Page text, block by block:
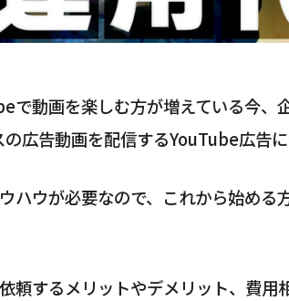
で動画を楽しむ方が増えている今、
広告動画を配信するYouTube広告に
ハウが必要なので、これから始める
頼するメリットやデメリット、費用